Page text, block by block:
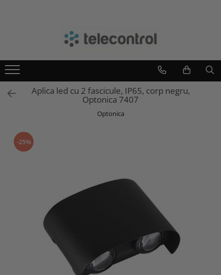
Teletask
IntelightAplica led cu 2 fascicule, IP65, corp negru,
Optonica 7407
Optonica
-25%